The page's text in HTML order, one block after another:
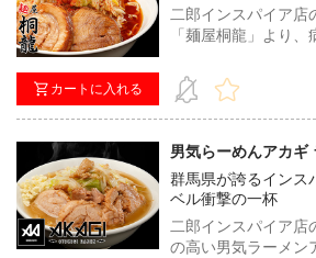
カートに入れる
二郎インスパイア店
「麺屋桐龍」より、
肉の２種類が入り
い！
男気らーめんアカギ
群馬県が誇るインス
ベル衝撃の一杯
二郎インスパイア店
の高い男気ラーメン